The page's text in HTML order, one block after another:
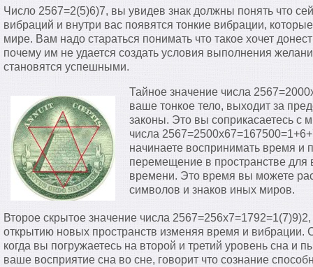
Число 2567=2(5)6)7, вы увидев знак должны понять что
вибраций и внутри вас появятся тонкие вибрации,
мире. Вам надо стараться понимать что такое хочет
почему им не удается создать условия выполнения
становятся успешными.
Тайное значение числа
ваше тонкое тело, выходит за
законы. Это вы соприкасаетесь с
числа
начинаете воспринимать время и
перемещение в пространстве для
времени. Это время вы можете
символов и знаков иных миров.
Второе скрытое значение числа
открытию новых пространств изменяя время и вибрации.
когда вы погружаетесь на второй и третий уровень сна и
ваше восприятие сна во сне, говорит что сознание